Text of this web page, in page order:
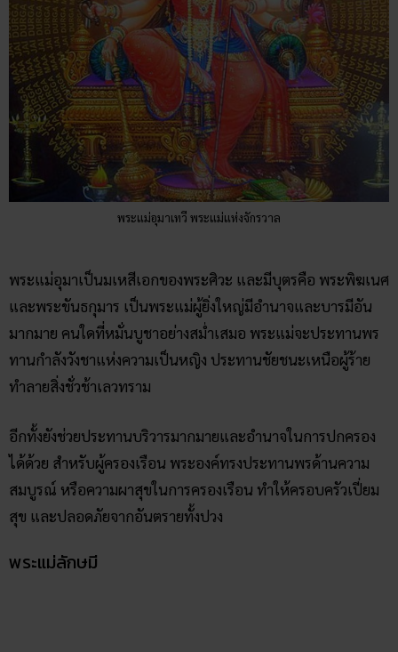
พระแม่อุมาเทวี พระแม่แห่งจักรวาล
พระแม่อุมาเป็นมเหสีเอกของพระศิวะ และมีบุตรคือ พระพิฆเนศ
และพระขันธกุมาร เป็นพระแม่ผู้ยิ่งใหญ่มีอำนาจและบารมีอัน
มากมาย คนใดที่หมั่นบูชาอย่างสม่ำเสมอ พระแม่จะประทานพร
ทานกำลังวังชาแห่งความเป็นหญิง ประทานชัยชนะเหนือผู้ร้าย
ทำลายสิ่งชั่วช้าเลวทราม
อีกทั้งยังช่วยประทานบริวารมากมายและอำนาจในการปกครอง
ได้ด้วย สำหรับผู้ครองเรือน พระองค์ทรงประทานพรด้านความ
สมบูรณ์ หรือความผาสุขในการครองเรือน ทำให้ครอบครัวเปี่ยม
สุข และปลอดภัยจากอันตรายทั้งปวง
พระแม่ลักษมี